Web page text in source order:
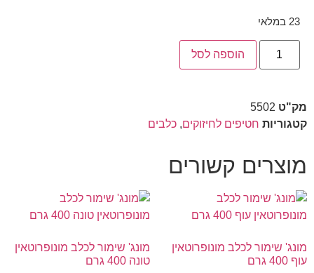
23 במלאי
הוספה לסל
מק"ט 5502
קטגוריות חטיפים לחיזוקים, כלבים
מוצרים קשורים
מונג' שימור לכלב מונופרוטאין
עוף 400 גרם
מונג' שימור לכלב מונופרוטאין
טונה 400 גרם